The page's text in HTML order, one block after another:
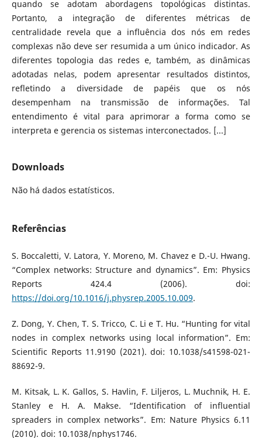
quando se adotam abordagens topológicas distintas.
Portanto, a integração de diferentes métricas de
centralidade revela que a influência dos nós em redes
complexas não deve ser resumida a um único indicador. As
diferentes topologia das redes e, também, as dinâmicas
adotadas nelas, podem apresentar resultados distintos,
refletindo a diversidade de papéis que os nós
desempenham na transmissão de informações. Tal
entendimento é vital para aprimorar a forma como se
interpreta e gerencia os sistemas interconectados. [...]
Downloads
Não há dados estatísticos.
Referências
S. Boccaletti, V. Latora, Y. Moreno, M. Chavez e D.-U. Hwang.
“Complex networks: Structure and dynamics”. Em: Physics
Reports 424.4 (2006). doi:
https://doi.org/10.1016/j.physrep.2005.10.009.
Z. Dong, Y. Chen, T. S. Tricco, C. Li e T. Hu. “Hunting for vital
nodes in complex networks using local information”. Em:
Scientific Reports 11.9190 (2021). doi: 10.1038/s41598-021-
88692-9.
M. Kitsak, L. K. Gallos, S. Havlin, F. Liljeros, L. Muchnik, H. E.
Stanley e H. A. Makse. “Identification of influential
spreaders in complex networks”. Em: Nature Physics 6.11
(2010). doi: 10.1038/nphys1746.